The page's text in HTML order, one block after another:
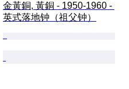
金黃銅, 黃銅 - 1950-1960 -
英式落地钟（祖父钟）